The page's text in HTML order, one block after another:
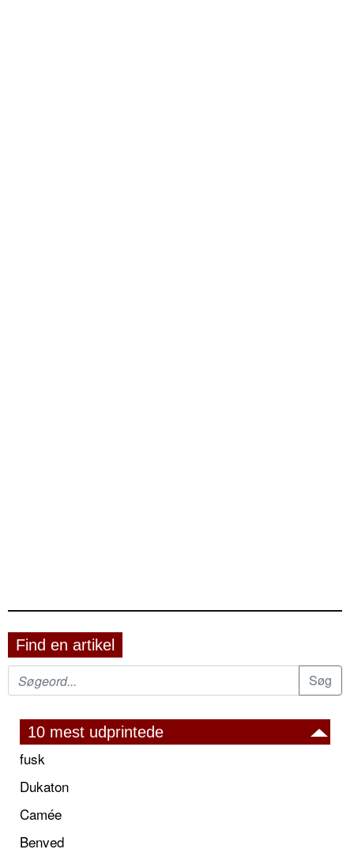
Find en artikel
10 mest udprintede
fusk
Dukaton
Camée
Benved